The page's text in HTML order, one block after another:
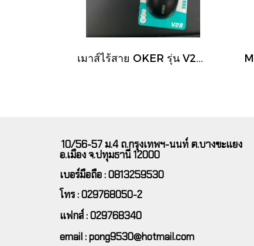
10/56-57 ม.4 ถ.กรุงเทพฯ-นนท์ ต.บางขะแยง
อ.เมือง จ.ปทุมธานี 12000
เบอร์มือถือ : 0813259530
โทร : 029768050-2
แฟกส์ : 029768340
email : pong9530@hotmail.com